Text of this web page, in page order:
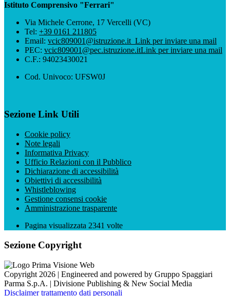
Istituto Comprensivo "Ferrari"
Via Michele Cerrone, 17 Vercelli (VC)
Tel: +39 0161 211805
Email: vcic809001@istruzione.it Link per inviare una mail
PEC: vcic809001@pec.istruzione.itLink per inviare una mail
C.F.: 94023430021
Cod. Univoco: UFSW0J
Sezione Link Utili
Cookie policy
Note legali
Informativa Privacy
Ufficio Relazioni con il Pubblico
Dichiarazione di accessibilità
Obiettivi di accessibilità
Whistleblowing
Gestione consensi cookie
Amministrazione trasparente
Pagina visualizzata 2341 volte
Sezione Copyright
Copyright 2026 | Engineered and powered by Gruppo Spaggiari
Parma S.p.A. | Divisione Publishing & New Social Media
Disclaimer trattamento dati personali